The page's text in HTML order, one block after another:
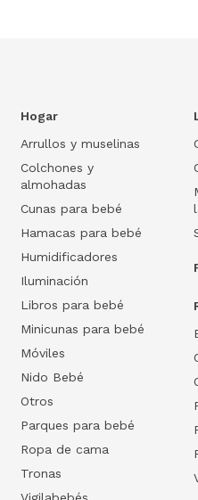
Hogar
Arrullos y muselinas
Colchones y
almohadas
Cunas para bebé
Hamacas para bebé
Humidificadores
Iluminación
Libros para bebé
Minicunas para bebé
Móviles
Nido Bebé
Otros
Parques para bebé
Ropa de cama
Tronas
Vigilabebés